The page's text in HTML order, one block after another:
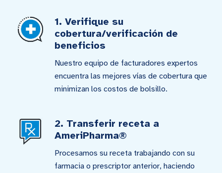
1. Verifique su
cobertura/verificación de
beneficios
Nuestro equipo de facturadores expertos
encuentra las mejores vías de cobertura que
minimizan los costos de bolsillo.
2. Transferir receta a
AmeriPharma®
Procesamos su receta trabajando con su
farmacia o prescriptor anterior, haciendo